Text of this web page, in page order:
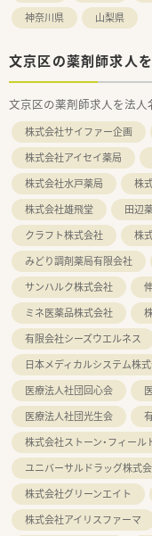
神奈川県
山梨県
文京区の薬剤師求人
文京区の薬剤師求人を法人
株式会社サイファー企画
株式会社アイセイ薬局
株式会社水戸薬局
株
株式会社雄飛堂
田辺
クラフト株式会社
株
みどり調剤薬局有限会社
サンハルク株式会社
ミネ医薬品株式会社
有限会社シーズウエルネス
日本メディカルシステム株
医療法人社団回心会
医療法人社団光生会
株式会社ストーン・フィール
ユニバーサルドラッグ株式
株式会社グリーンエイト
株式会社アイリスファーマ